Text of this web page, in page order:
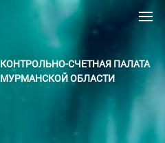
КОНТРОЛЬНО-СЧЕТНАЯ ПАЛАТА
МУРМАНСКОЙ ОБЛАСТИ